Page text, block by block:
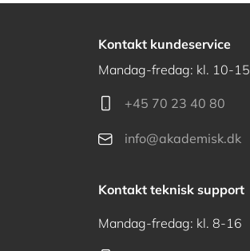
Kontakt kundeservice
Mandag-fredag: kl. 10-15
+45 70 23 40 80
info@akademisk.dk
Kontakt teknisk support
Mandag-fredag: kl. 8-16